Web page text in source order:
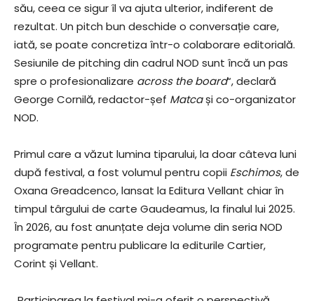
său, ceea ce sigur îl va ajuta ulterior, indiferent de
rezultat. Un pitch bun deschide o conversație care,
iată, se poate concretiza într-o colaborare editorială.
Sesiunile de pitching din cadrul NOD sunt încă un pas
spre o profesionalizare across the board“, declară
George Cornilă, redactor-șef Matcași co-organizator
NOD.
Primul care a văzut lumina tiparului, la doar câteva luni
după festival, a fost volumul pentru copii Eschimos, de
Oxana Greadcenco, lansat la Editura Vellant chiar în
timpul târgului de carte Gaudeamus, la finalul lui 2025.
În 2026, au fost anunțate deja volume din seria NOD
programate pentru publicare la editurile Cartier,
Corint și Vellant.